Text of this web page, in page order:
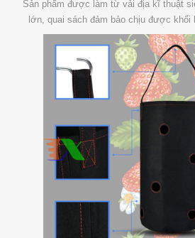
Sản phẩm được làm từ vải địa kĩ thuật
lớn, quai sách đảm bảo chịu được khối